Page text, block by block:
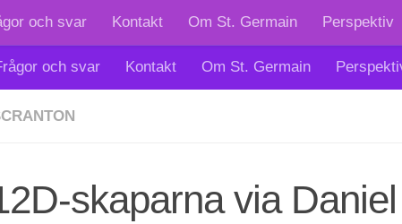
och svar Kontakt Om St. Germain Perspektiv
och svar Kontakt Om St. Germain
skaparna via Daniel